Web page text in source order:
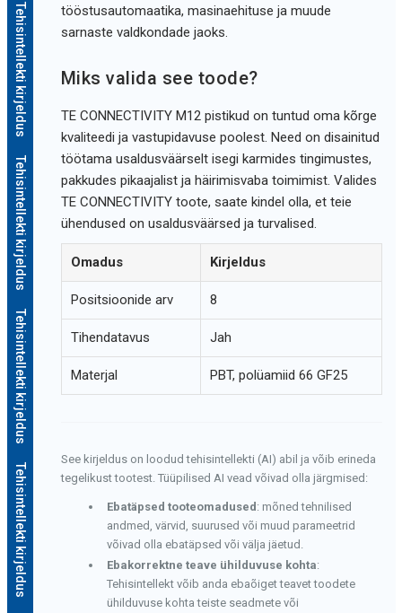
Tehisintellekti kirjeldus
Tehisintellekti kirjeldus
Tehisintellekti kirjeldus
Tehisintellekti kirjeldus
tööstusautomaatika, masinaehituse ja muude
sarnaste valdkondade jaoks.
Miks valida see toode?
TE CONNECTIVITY M12 pistikud on tuntud oma kõrge
kvaliteedi ja vastupidavuse poolest. Need on disainitud
töötama usaldusväärselt isegi karmides tingimustes,
pakkudes pikaajalist ja häirimisvaba toimimist. Valides
TE CONNECTIVITY toote, saate kindel olla, et teie
ühendused on usaldusväärsed ja turvalised.
Omadus Kirjeldus
Positsioonide arv 8
Tihendatavus Jah
Materjal PBT, polüamiid 66 GF25
See kirjeldus on loodud tehisintellekti (AI) abil ja võib erineda
tegelikust tootest. Tüüpilised AI vead võivad olla järgmised:
Ebatäpsed tooteomadused: mõned tehnilised
andmed, värvid, suurused või muud parameetrid
võivad olla ebatäpsed või välja jäetud.
Ebakorrektne teave ühilduvuse kohta:
Tehisintellekt võib anda ebaõiget teavet toodete
ühilduvuse kohta teiste seadmete või